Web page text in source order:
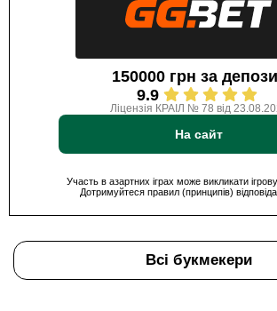
150000 грн за
9.9
Ліцензія КРАІЛ № 78 від
На сайт
Участь в азартних іграх може викликати
Дотримуйтеся правил (принципів)
Всі букмекери